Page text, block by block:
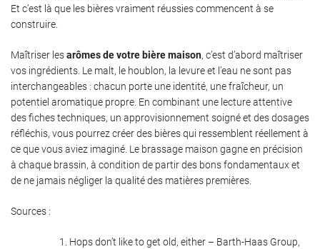
Et c’est là que les bières vraiment réussies commencent à se
construire.
Maîtriser lesarômes de votre bière maison, c’est d’abord maîtriser
vos ingrédients. Le malt, le houblon, la levure et l’eau ne sont pas
interchangeables : chacun porte une identité, une fraîcheur, un
potentiel aromatique propre. En combinant une lecture attentive
des fiches techniques, un approvisionnement soigné et des dosages
réfléchis, vous pourrez créer des bières qui ressemblent réellement à
ce que vous aviez imaginé. Le brassage maison gagne en précision
à chaque brassin, à condition de partir des bons fondamentaux et
de ne jamais négliger la qualité des matières premières.
Sources :
Hops don’t like to get old, either – Barth-Haas Group,